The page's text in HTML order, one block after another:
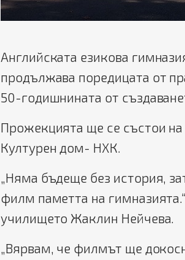
Английската езикова
продължава поредицата от
50-годишнината от
Прожекцията ще се състои на
Културен дом- НХК.
„Няма бъдеще без история,
филм паметта на
училището Жаклин Нейчева.
„Вярвам, че филмът ще